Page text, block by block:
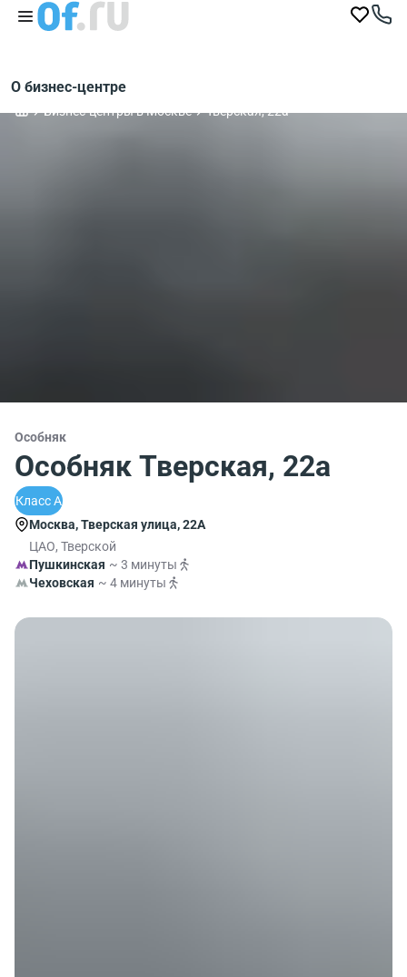
О бизнес-центре
Бизнес-центры в Москве Тверская, 22а
Особняк
Особняк Тверская, 22а
Класс A
Москва, Тверская улица, 22А
ЦАО, Тверской
Пушкинская ~ 3 минуты
Чеховская ~ 4 минуты